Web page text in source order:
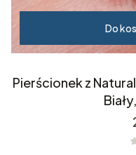
Do
Pierścionek z